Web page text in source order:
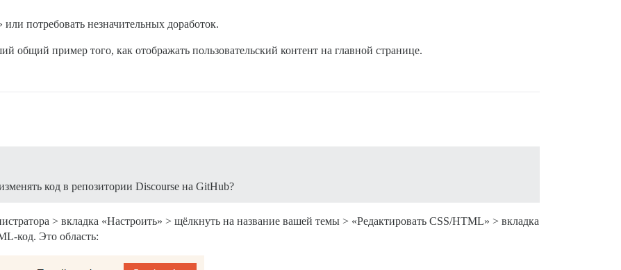
потребовать незначительных доработок.
общий пример того, как отображать пользовательский контент на главной странице.
код в репозитории Discourse на GitHub?
> вкладка «Настроить» > щёлкнуть на название вашей темы > «Редактировать CSS/HTML» > вкладка
код. Это область: